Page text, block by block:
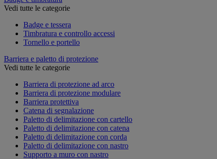
Vedi tutte le categorie
Badge e tessera
Timbratura e controllo accessi
Tornello e portello
Barriera e paletto di protezione
Vedi tutte le categorie
Barriera di protezione ad arco
Barriera di protezione modulare
Barriera protettiva
Catena di segnalazione
Paletto di delimitazione con cartello
Paletto di delimitazione con catena
Paletto di delimitazione con corda
Paletto di delimitazione con nastro
Supporto a muro con nastro